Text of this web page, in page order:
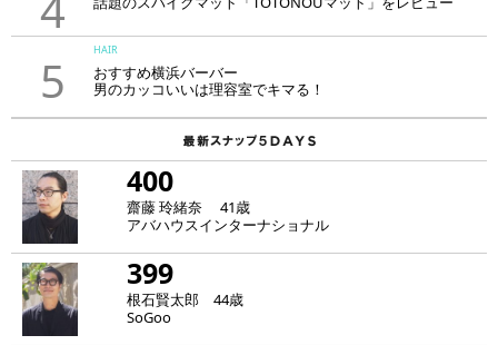
5
HAIR
おすすめ横浜バーバー
男のカッコいいは理容室でキマる！
400
齋藤 玲緒奈 41歳
アバハウスインターナショナル
399
根石賢太郎 44歳
SoGoo